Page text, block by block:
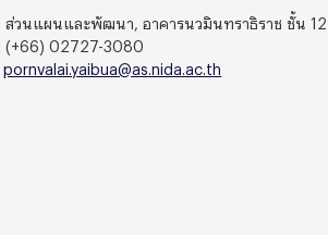
ส่วนแผนและพัฒนา, อาคารนวมินทราธิราช ชั้น 12
(+66) 02727-3080
pornvalai.yaibua@as.nida.ac.th